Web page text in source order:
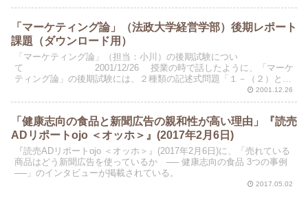
「マーケティング論」（法政大学経営学部）後期レポート
課題（ダウンロード用）
「マーケティング論」（担当：小川）の後期試験につい
て 2001/12/26 授業の時で話したように、「マーケ
ティング論」の後期試験には、２種類の記述式問題「１－（２）と２
－（１）」が出されます。いずれも学生証番号の下一桁にし...2001.12.26
「健康志向の食品と新聞広告の親和性が高い理由」『読売
ADリポートojo ＜オッホ＞』(2017年2月6日)
『読売ADリポートojo ＜オッホ＞』(2017年2月6日)に、「売れている
商品はどう新聞広告を使っているか ── 健康志向の食品 3つの事例
──」のインタビューが掲載されている。
2017.05.02